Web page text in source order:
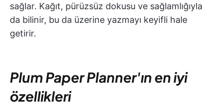
sağlar. Kağıt, pürüzsüz dokusu ve sağlamlığıyla
da bilinir, bu da üzerine yazmayı keyifli hale
getirir.
Plum Paper Planner'ın en iyi
özellikleri